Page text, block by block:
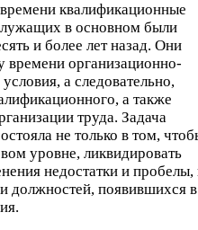
квалификационные
в основном были
и более лет назад. Они
организационно-
а следовательно,
а также
труда. Задача
не только в том,
уровне, ликвидировать
недостатки и пробелы,
должностей, появившихся в